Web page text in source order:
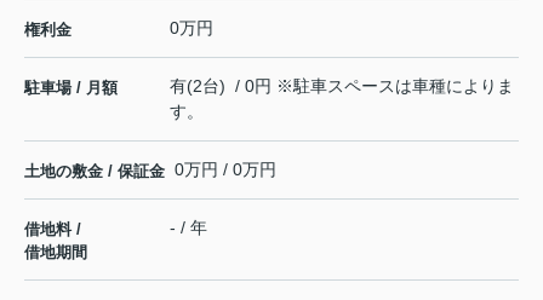
権利金 0万円
駐車場 / 月額
有(2台) / 0円 ※駐車スペースは車種によりま
す。
土地の敷金 / 保証金 0万円 / 0万円
借地料 /
借地期間
- / 年